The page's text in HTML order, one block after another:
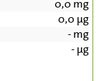
0,0 mg
0,0 µg
-mg
-µg